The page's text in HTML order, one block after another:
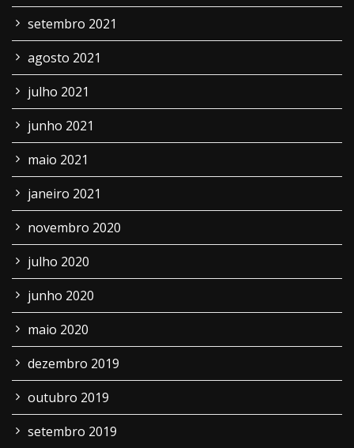
setembro 2021
agosto 2021
julho 2021
junho 2021
maio 2021
janeiro 2021
novembro 2020
julho 2020
junho 2020
maio 2020
dezembro 2019
outubro 2019
setembro 2019